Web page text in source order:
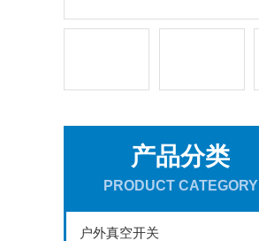
产品分类
PRODUCT CATEGORY
户外真空开关